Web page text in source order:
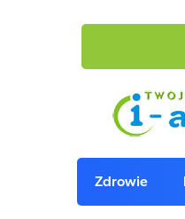
Zdrowie